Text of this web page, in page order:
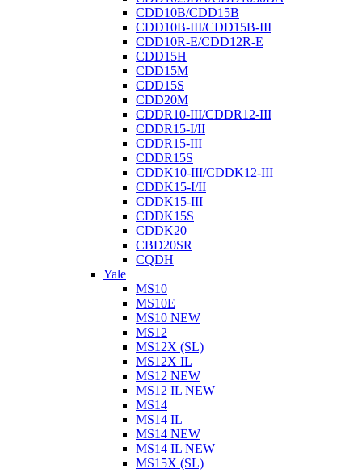
CDD10B/CDD15B
CDD10B-III/CDD15B-III
CDD10R-E/CDD12R-E
CDD15H
CDD15M
CDD15S
CDD20M
CDDR10-III/CDDR12-III
CDDR15-I/II
CDDR15-III
CDDR15S
CDDK10-III/CDDK12-III
CDDK15-I/II
CDDK15-III
CDDK15S
CDDK20
CBD20SR
CQDH
Yale
MS10
MS10E
MS10 NEW
MS12
MS12X (SL)
MS12X IL
MS12 NEW
MS12 IL NEW
MS14
MS14 IL
MS14 NEW
MS14 IL NEW
MS15X (SL)